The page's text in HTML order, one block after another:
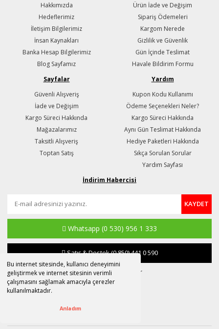
Bu internet sitesinde, kullanıcı deneyimini
geliştirmek ve internet sitesinin verimli
çalışmasını sağlamak amacıyla çerezler
kullanılmaktadır.
Anladım
Hakkımızda
Hedeflerimiz
İletişim Bilgilerimiz
İnsan Kaynakları
Banka Hesap Bilgilerimiz
Blog Sayfamız
Ürün İade ve Değişim
Sipariş Ödemeleri
Kargom Nerede
Gizlilik ve Güvenlik
Gün İçinde Teslimat
Havale Bildirim Formu
Sayfalar
Güvenli Alışveriş
İade ve Değişim
Kargo Süreci Hakkında
Mağazalarımız
Taksitli Alışveriş
Toptan Satış
Yardım
Kupon Kodu Kullanımı
Ödeme Seçenekleri Neler?
Kargo Süreci Hakkında
Aynı Gün Teslimat Hakkında
Hediye Paketleri Hakkında
Sıkça Sorulan Sorular
Yardım Sayfası
İndirim Habercisi
KAYDET
Whatsapp (0 530) 956 1 333
Satış & Destek(0 850) 441 0 590
destek@susle.com.tr